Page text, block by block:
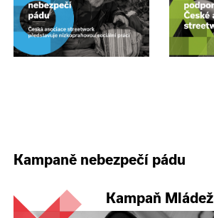
Kampaně nebezpečí pádu
Kampaň Mládež